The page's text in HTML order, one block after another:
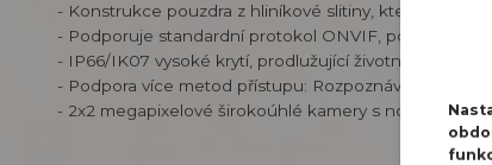
- Konstrukce pouzdra z hliníkové slitiny, která
- Podporuje standardní protokol ONVIF, poskytuje
- IP66/IK07 vysoké krytí, prodlužující životnost a
- Podpora více metod přístupu: Rozpoznávání tváře,
- 2x2 megapixelové širokoúhlé kamery s nočním